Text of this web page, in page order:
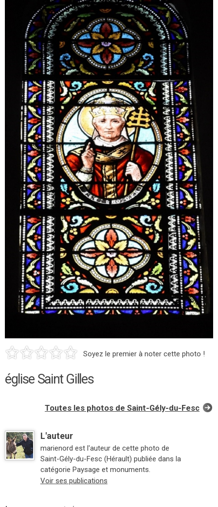
Soyez le premier à noter cette photo !
église Saint Gilles
Toutes les photos de Saint-Gély-du-Fesc
L'auteur
marienord est l'auteur de cette photo de
Saint-Gély-du-Fesc (Hérault) publiée dans la
catégorie Paysage et monuments.
Voir ses publications